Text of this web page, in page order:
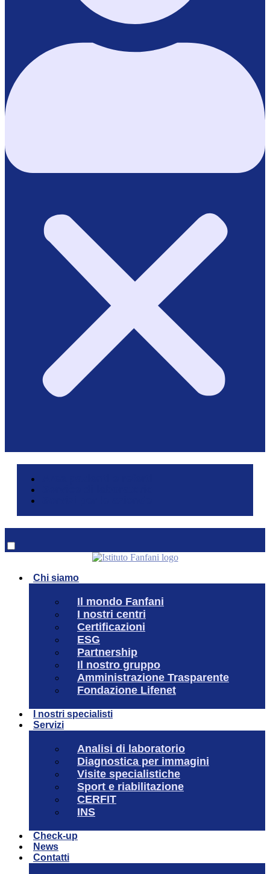
Chi siamo
Il mondo Fanfani
I nostri centri
Certificazioni
ESG
Partnership
Il nostro gruppo
Amministrazione Trasparente
Fondazione Lifenet
I nostri specialisti
Servizi
Analisi di laboratorio
Diagnostica per immagini
Visite specialistiche
Sport e riabilitazione
CERFIT
INS
Check-up
News
Contatti